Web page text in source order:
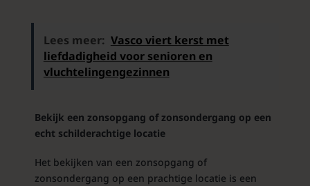
Lees meer: Vasco viert kerst met
liefdadigheid voor senioren en
vluchtelingengezinnen
Bekijk een zonsopgang of zonsondergang op een
echt schilderachtige locatie
Het bekijken van een zonsopgang of
zonsondergang op een prachtige locatie is een